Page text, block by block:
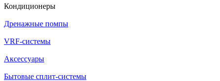
Кондиционеры
Дренажные помпы
VRF-системы
Аксессуары
Бытовые сплит-системы